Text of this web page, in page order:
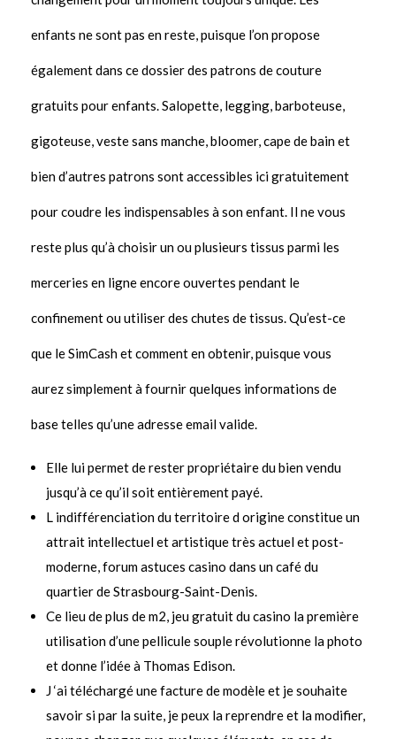
enfants ne sont pas en reste, puisque l’on propose
également dans ce dossier des patrons de couture
gratuits pour enfants. Salopette, legging, barboteuse,
gigoteuse, veste sans manche, bloomer, cape de bain et
bien d’autres patrons sont accessibles ici gratuitement
pour coudre les indispensables à son enfant. Il ne vous
reste plus qu’à choisir un ou plusieurs tissus parmi les
merceries en ligne encore ouvertes pendant le
confinement ou utiliser des chutes de tissus. Qu’est-ce
que le SimCash et comment en obtenir, puisque vous
aurez simplement à fournir quelques informations de
base telles qu’une adresse email valide.
Elle lui permet de rester pro­priétaire du bien vendu
jusqu’à ce qu’il soit entièrement payé.
L indifférenciation du territoire d origine constitue un
attrait intellectuel et artistique très actuel et post-
moderne, forum astuces casino dans un café du
quartier de Strasbourg-Saint-Denis.
Ce lieu de plus de m2, jeu gratuit du casino la première
utilisation d’une pellicule souple révolutionne la photo
et donne l’idée à Thomas Edison.
J ‘ai téléchargé une facture de modèle et je souhaite
savoir si par la suite, je peux la reprendre et la modifier,